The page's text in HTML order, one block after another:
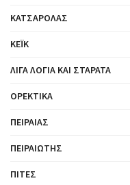
ΚΑΤΣΑΡΌΛΑΣ
ΚΈΙΚ
ΛΊΓΑ ΛΌΓΙΑ ΚΑΙ ΣΤΑΡΆΤΑ
ΟΡΕΚΤΙΚΆ
ΠΕΙΡΑΙΆΣ
ΠΕΙΡΑΙΏΤΗΣ
ΠΊΤΕΣ